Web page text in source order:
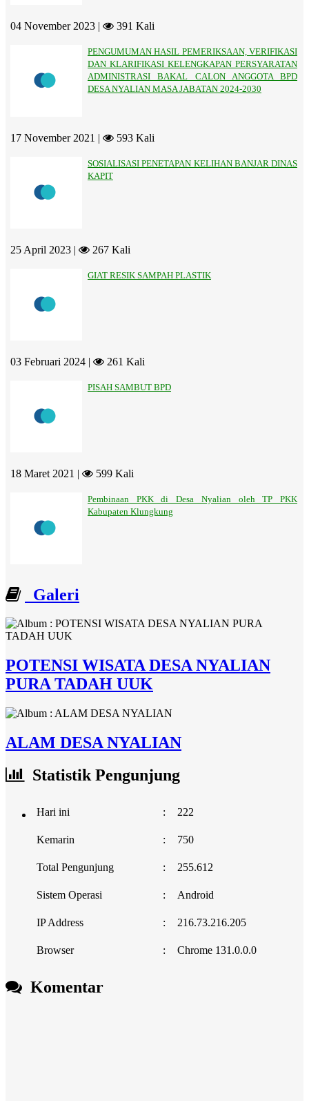
04 November 2023 | 391 Kali
PENGUMUMAN HASIL PEMERIKSAAN, VERIFIKASI
DAN KLARIFIKASI KELENGKAPAN PERSYARATAN
ADMINISTRASI BAKAL CALON ANGGOTA BPD
DESA NYALIAN MASA JABATAN 2024-2030
17 November 2021 | 593 Kali
SOSIALISASI PENETAPAN KELIHAN BANJAR DINAS
KAPIT
25 April 2023 | 267 Kali
GIAT RESIK SAMPAH PLASTIK
03 Februari 2024 | 261 Kali
PISAH SAMBUT BPD
18 Maret 2021 | 599 Kali
Pembinaan PKK di Desa Nyalian oleh TP PKK
Kabupaten Klungkung
Galeri
POTENSI WISATA DESA NYALIAN
PURA TADAH UUK
ALAM DESA NYALIAN
Statistik Pengunjung
Hari ini : 222
Kemarin : 750
Total Pengunjung : 255.612
Sistem Operasi : Android
IP Address : 216.73.216.205
Browser : Chrome 131.0.0.0
Komentar